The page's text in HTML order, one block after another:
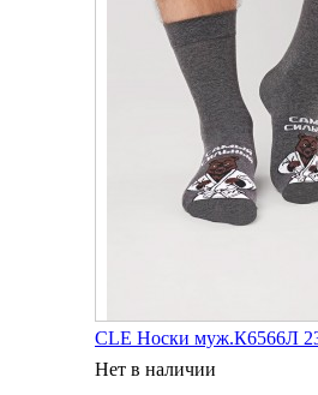
CLE Носки муж.К6566Л
Нет в наличии